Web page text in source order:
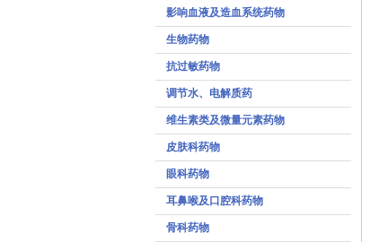
影响血液及造血系统药物
生物药物
抗过敏药物
调节水、电解质药
维生素类及微量元素药物
皮肤科药物
眼科药物
耳鼻喉及口腔科药物
骨科药物